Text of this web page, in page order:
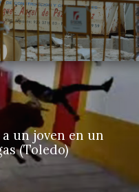
un joven en un
(Toledo)